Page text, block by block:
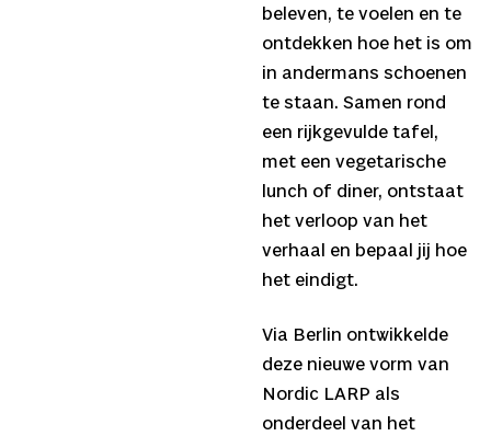
beleven, te voelen en te
ontdekken hoe het is om
in andermans schoenen
te staan. Samen rond
een rijkgevulde tafel,
met een vegetarische
lunch of diner, ontstaat
het verloop van het
verhaal en bepaal jij hoe
het eindigt.
Via Berlin ontwikkelde
deze nieuwe vorm van
Nordic LARP als
onderdeel van het